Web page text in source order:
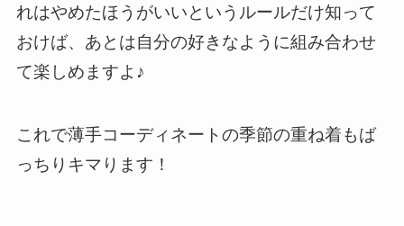
れはやめたほうがいいというルールだけ知って
おけば、あとは自分の好きなように組み合わせ
て楽しめますよ♪
これで薄手コーディネートの季節の重ね着もば
っちりキマります！